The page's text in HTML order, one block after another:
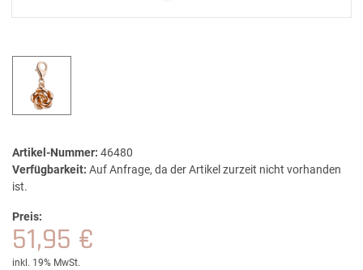
Artikel-Nummer: 46480
Verfügbarkeit: Auf Anfrage, da der Artikel zurzeit nicht vorhanden
ist.
Preis:
51,95 €
inkl. 19% MwSt.